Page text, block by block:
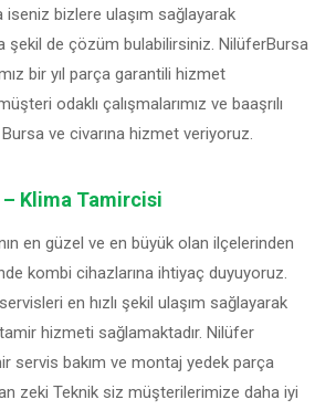
iseniz bizlere ulaşım sağlayarak
şekil de çözüm bulabilirsiniz. NilüferBursa
bir yıl parça garantili hizmet
odaklı çalışmalarımız ve baaşrılı
ve civarına hizmet veriyoruz.
Klima Tamircisi
en güzel ve en büyük olan ilçelerinden
kombi cihazlarına ihtiyaç duyuyoruz.
en hızlı şekil ulaşım sağlayarak
hizmeti sağlamaktadır. Nilüfer
servis bakım ve montaj yedek parça
zeki Teknik siz müşterilerimize daha iyi